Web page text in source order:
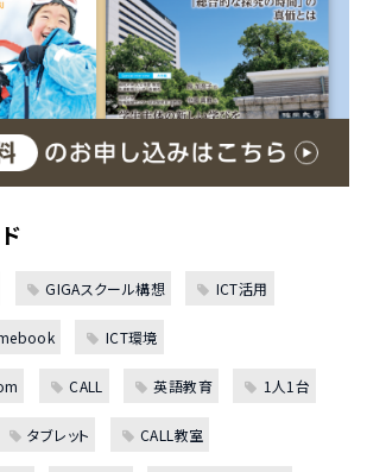
GIGAスクール構想 ICT活用
ICT環境
CALL 英語教育 1人1台
タブレット CALL教室